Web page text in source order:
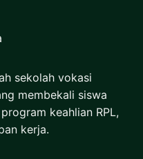
sekolah vokasi
membekali siswa
keahlian RPL,
kerja.